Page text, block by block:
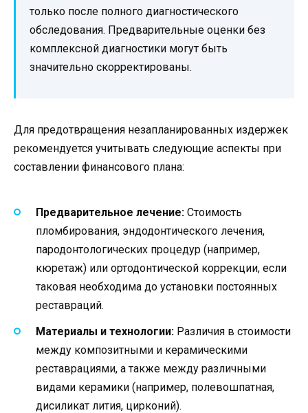
только после полного диагностического
обследования. Предварительные оценки без
комплексной диагностики могут быть
значительно скорректированы.
Для предотвращения незапланированных издержек
рекомендуется учитывать следующие аспекты при
составлении финансового плана:
Предварительное лечение: Стоимость
пломбирования, эндодонтического лечения,
пародонтологических процедур (например,
кюретаж) или ортодонтической коррекции, если
таковая необходима до установки постоянных
реставраций.
Материалы и технологии: Различия в стоимости
между композитными и керамическими
реставрациями, а также между различными
видами керамики (например, полевошпатная,
дисиликат лития, цирконий).